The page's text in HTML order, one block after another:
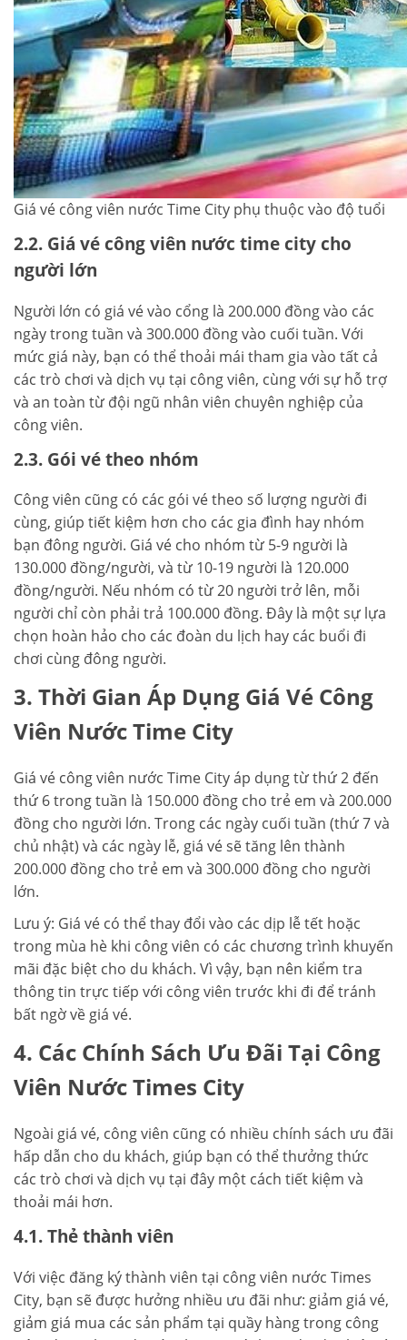
Giá vé công viên nước Time City phụ thuộc vào độ tuổi
2.2. Giá vé công viên nước time city cho
người lớn
Người lớn có giá vé vào cổng là 200.000 đồng vào các
ngày trong tuần và 300.000 đồng vào cuối tuần. Với
mức giá này, bạn có thể thoải mái tham gia vào tất cả
các trò chơi và dịch vụ tại công viên, cùng với sự hỗ trợ
và an toàn từ đội ngũ nhân viên chuyên nghiệp của
công viên.
2.3. Gói vé theo nhóm
Công viên cũng có các gói vé theo số lượng người đi
cùng, giúp tiết kiệm hơn cho các gia đình hay nhóm
bạn đông người. Giá vé cho nhóm từ 5-9 người là
130.000 đồng/người, và từ 10-19 người là 120.000
đồng/người. Nếu nhóm có từ 20 người trở lên, mỗi
người chỉ còn phải trả 100.000 đồng. Đây là một sự lựa
chọn hoàn hảo cho các đoàn du lịch hay các buổi đi
chơi cùng đông người.
3. Thời Gian Áp Dụng Giá Vé Công
Viên Nước Time City
Giá vé công viên nước Time City áp dụng từ thứ 2 đến
thứ 6 trong tuần là 150.000 đồng cho trẻ em và 200.000
đồng cho người lớn. Trong các ngày cuối tuần (thứ 7 và
chủ nhật) và các ngày lễ, giá vé sẽ tăng lên thành
200.000 đồng cho trẻ em và 300.000 đồng cho người
lớn.
Lưu ý: Giá vé có thể thay đổi vào các dịp lễ tết hoặc
trong mùa hè khi công viên có các chương trình khuyến
mãi đặc biệt cho du khách. Vì vậy, bạn nên kiểm tra
thông tin trực tiếp với công viên trước khi đi để tránh
bất ngờ về giá vé.
4. Các Chính Sách Ưu Đãi Tại Công
Viên Nước Times City
Ngoài giá vé, công viên cũng có nhiều chính sách ưu đãi
hấp dẫn cho du khách, giúp bạn có thể thưởng thức
các trò chơi và dịch vụ tại đây một cách tiết kiệm và
thoải mái hơn.
4.1. Thẻ thành viên
Với việc đăng ký thành viên tại công viên nước Times
City, bạn sẽ được hưởng nhiều ưu đãi như: giảm giá vé,
giảm giá mua các sản phẩm tại quầy hàng trong công